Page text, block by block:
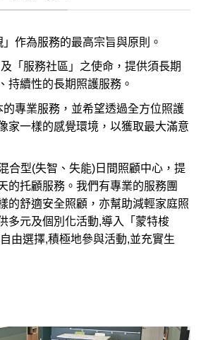
作為服務的最高宗旨與原則。
「服務社區」之使命，提供須長期
持續性的長期照護服務。
的專業服務，並希望透過全方位照護
家一樣的感覺環境，以獲取最大滿意
合型(失智、失能)日間照顧中心，提
的托顧服務。我們有專業的服務團
的舒適安全照顧，亦幫助減輕家庭照
多元及個別化活動,導入「蒙特梭
由選擇,積極地參與活動,並充實生